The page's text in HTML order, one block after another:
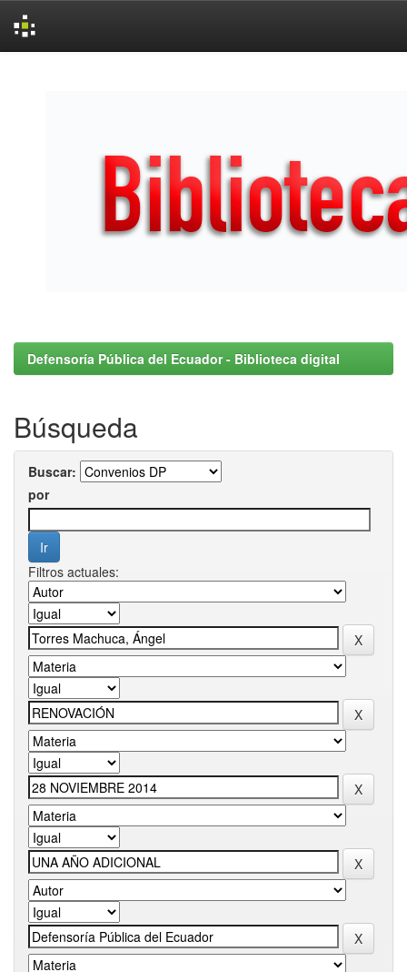
Defensoría Pública del Ecuador - Biblioteca digital
Búsqueda
Buscar:
por
Filtros actuales: